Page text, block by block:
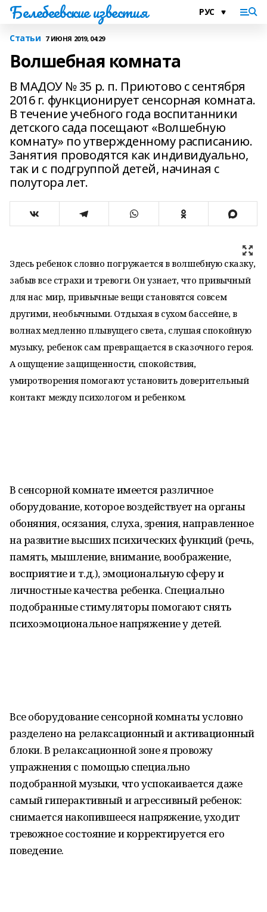
Белебеевские известия
Статьи 7 ИЮНЯ 2019, 04:29
Волшебная комната
В МАДОУ № 35 р. п. Приютово с сентября
2016 г. функционирует сенсорная комната.
В течение учебного года воспитанники
детского сада посещают «Волшебную
комнату» по утвержденному расписанию.
Занятия проводятся как индивидуально,
так и с подгруппой детей, начиная с
полутора лет.
Здесь ребенок словно погружается в волшебную сказку,
забыв все страхи и тревоги. Он узнает, что привычный
для нас мир, привычные вещи становятся совсем
другими, необычными. Отдыхая в сухом бассейне, в
волнах медленно плывущего света, слушая спокойную
музыку, ребенок сам превращается в сказочного героя.
А ощущение защищенности, спокойствия,
умиротворения помогают установить доверительный
контакт между психологом и ребенком.
В сенсорной комнате имеется различное
оборудование, которое воздействует на органы
обоняния, осязания, слуха, зрения, направленное
на развитие высших психических функций (речь,
память, мышление, внимание, воображение,
восприятие и т.д.), эмоциональную сферу и
личностные качества ребенка. Специально
подобранные стимуляторы помогают снять
психоэмоциональное напряжение у детей.
Все оборудование сенсорной комнаты условно
разделено на релаксационный и активационный
блоки. В релаксационной зоне я провожу
упражнения с помощью специально
подобранной музыки, что успокаивается даже
самый гиперактивный и агрессивный ребенок:
снимается накопившееся напряжение, уходит
тревожное состояние и корректируется его
поведение.